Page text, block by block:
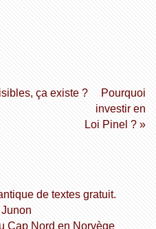
ça existe ?
Pourquoi
investir en
Loi Pinel ? »
de textes gratuit.
Cap Nord en Norvège